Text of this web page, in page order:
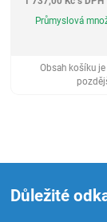
Průmyslová
Obsah košíku
Důležité